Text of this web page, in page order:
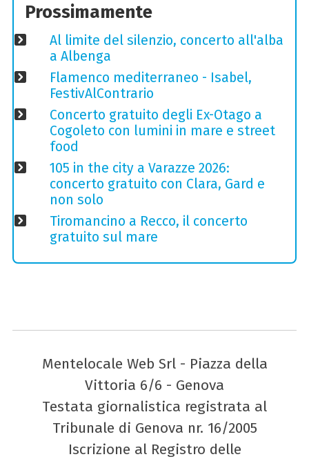
Prossimamente
Al limite del silenzio, concerto all'alba
a Albenga
Flamenco mediterraneo - Isabel,
FestivAlContrario
Concerto gratuito degli Ex-Otago a
Cogoleto con lumini in mare e street
food
105 in the city a Varazze 2026:
concerto gratuito con Clara, Gard e
non solo
Tiromancino a Recco, il concerto
gratuito sul mare
Mentelocale Web Srl - Piazza della
Vittoria 6/6 - Genova
Testata giornalistica registrata al
Tribunale di Genova nr. 16/2005
Iscrizione al Registro delle